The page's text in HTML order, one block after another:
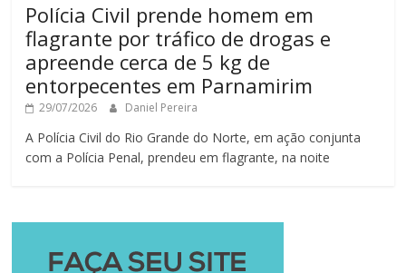
Polícia Civil prende homem em
flagrante por tráfico de drogas e
apreende cerca de 5 kg de
entorpecentes em Parnamirim
29/07/2026 Daniel Pereira
A Polícia Civil do Rio Grande do Norte, em ação conjunta
com a Polícia Penal, prendeu em flagrante, na noite